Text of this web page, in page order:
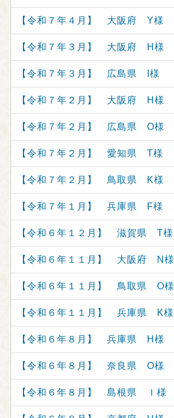
【令和７年４月】 大阪府 Y様
【令和７年３月】 大阪府 H様
【令和７年３月】 広島県 I様
【令和７年２月】 大阪府 H様
【令和７年２月】 広島県 O様
【令和７年２月】 愛知県 T様
【令和７年２月】 鳥取県 K様
【令和７年１月】 兵庫県 F様
【令和６年１２月】 滋賀県 T様
【令和６年１１月】 大阪府 N様
【令和６年１１月】 鳥取県 O様
【令和６年１１月】 兵庫県 K様
【令和６年８月】 兵庫県 H様
【令和６年８月】 奈良県 O様
【令和６年８月】 島根県 Ｉ様